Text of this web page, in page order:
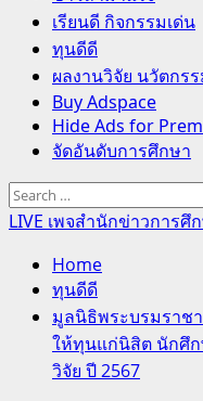
Menuเรียนดี กิจกรรมเด่น
ทุนดีดี
ผลงานวิจัย นวัตกร
Buy Adspace
Hide Ads for
จัดอันดับการศึกษา
Search
for:
LIVE เพจสำนักข่าวการศึ
Home
ทุนดีดี
มูลนิธิพระบรมราช
ให้ทุนแก่นิสิต นักศึ
วิจัย ปี 2567